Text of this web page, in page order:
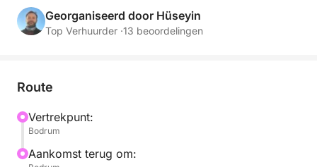
Wat deze ervaring echt bijzonder maakt, is wat er
grote jacuzzi of cocktails drinken aan de privébar
nu zwemt in het turquoise water, op verkenning gaat
met waterspeelgoed of gewoon geniet van goed
gezelschap in een prachtige omgeving, alles is tot in
Georganiseerd door Hüseyin
Top Verhuurder ·13 beoordelingen
Route
Vertrekpunt:
Bodrum
Aankomst terug om: